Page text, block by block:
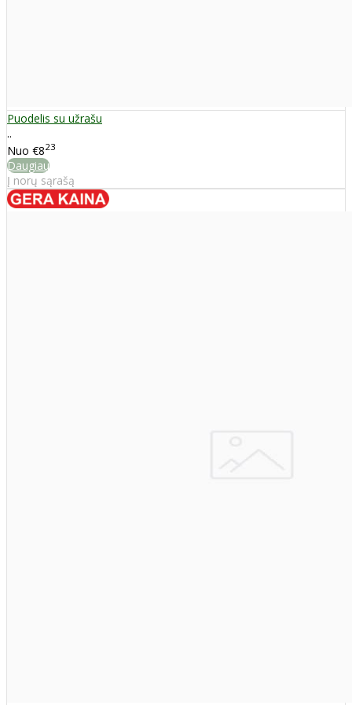
Puodelis su užrašu
..
Nuo €823
Daugiau
Į norų sąrašą